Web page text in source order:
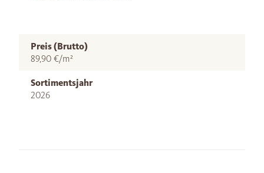
Preis (Brutto)
89,90 €/m²
Sortimentsjahr
2026